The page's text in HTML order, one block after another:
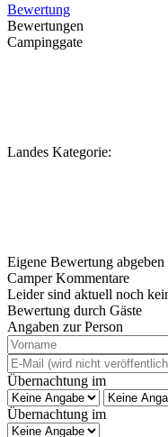
Bewertung
Bewertungen
Campinggate
Landes Kategorie:
Eigene Bewertung abgeben
Camper Kommentare
Leider sind aktuell noch
Bewertung durch Gäste
Angaben zur Person
Übernachtung im
Übernachtung im